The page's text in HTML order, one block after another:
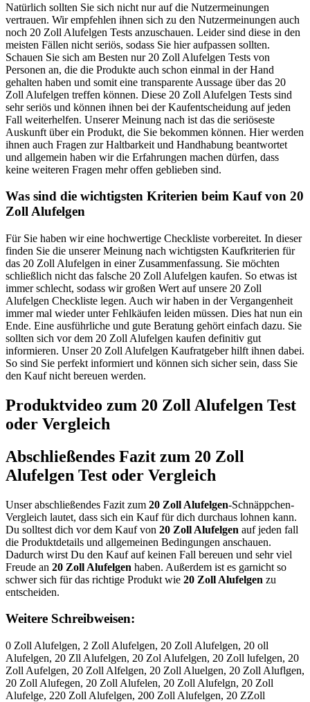
Natürlich sollten Sie sich nicht nur auf die Nutzermeinungen
vertrauen. Wir empfehlen ihnen sich zu den Nutzermeinungen auch
noch 20 Zoll Alufelgen Tests anzuschauen. Leider sind diese in den
meisten Fällen nicht seriös, sodass Sie hier aufpassen sollten.
Schauen Sie sich am Besten nur 20 Zoll Alufelgen Tests von
Personen an, die die Produkte auch schon einmal in der Hand
gehalten haben und somit eine transparente Aussage über das 20
Zoll Alufelgen treffen können. Diese 20 Zoll Alufelgen Tests sind
sehr seriös und können ihnen bei der Kaufentscheidung auf jeden
Fall weiterhelfen. Unserer Meinung nach ist das die seriöseste
Auskunft über ein Produkt, die Sie bekommen können. Hier werden
ihnen auch Fragen zur Haltbarkeit und Handhabung beantwortet
und allgemein haben wir die Erfahrungen machen dürfen, dass
keine weiteren Fragen mehr offen geblieben sind.
Was sind die wichtigsten Kriterien beim Kauf von 20
Zoll Alufelgen
Für Sie haben wir eine hochwertige Checkliste vorbereitet. In dieser
finden Sie die unserer Meinung nach wichtigsten Kaufkriterien für
das 20 Zoll Alufelgen in einer Zusammenfassung. Sie möchten
schließlich nicht das falsche 20 Zoll Alufelgen kaufen. So etwas ist
immer schlecht, sodass wir großen Wert auf unsere 20 Zoll
Alufelgen Checkliste legen. Auch wir haben in der Vergangenheit
immer mal wieder unter Fehlkäufen leiden müssen. Dies hat nun ein
Ende. Eine ausführliche und gute Beratung gehört einfach dazu. Sie
sollten sich vor dem 20 Zoll Alufelgen kaufen definitiv gut
informieren. Unser 20 Zoll Alufelgen Kaufratgeber hilft ihnen dabei.
So sind Sie perfekt informiert und können sich sicher sein, dass Sie
den Kauf nicht bereuen werden.
Produktvideo zum 20 Zoll Alufelgen Test
oder Vergleich
Abschließendes Fazit zum 20 Zoll
Alufelgen Test oder Vergleich
Unser abschließendes Fazit zum 20 Zoll Alufelgen-Schnäppchen-
Vergleich lautet, dass sich ein Kauf für dich durchaus lohnen kann.
Du solltest dich vor dem Kauf von 20 Zoll Alufelgen auf jeden fall
die Produktdetails und allgemeinen Bedingungen anschauen.
Dadurch wirst Du den Kauf auf keinen Fall bereuen und sehr viel
Freude an 20 Zoll Alufelgen haben. Außerdem ist es garnicht so
schwer sich für das richtige Produkt wie 20 Zoll Alufelgen zu
entscheiden.
Weitere Schreibweisen:
0 Zoll Alufelgen, 2 Zoll Alufelgen, 20 Zoll Alufelgen, 20 oll
Alufelgen, 20 Zll Alufelgen, 20 Zol Alufelgen, 20 Zoll lufelgen, 20
Zoll Aufelgen, 20 Zoll Alfelgen, 20 Zoll Aluelgen, 20 Zoll Aluflgen,
20 Zoll Alufegen, 20 Zoll Alufelen, 20 Zoll Alufelgn, 20 Zoll
Alufelge, 220 Zoll Alufelgen, 200 Zoll Alufelgen, 20 ZZoll